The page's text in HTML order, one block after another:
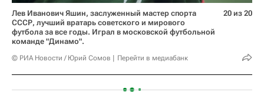
Лев Иванович Яшин, заслуженный мастер спорта
СССР, лучший вратарь советского и мирового
футбола за все годы. Играл в московской футбольной
команде "Динамо".
© РИА Новости / Юрий Сомов Перейти в медиабанк
20 из 20